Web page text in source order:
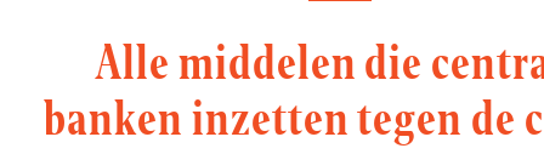
Alle middelen die
banken inzetten tegen de